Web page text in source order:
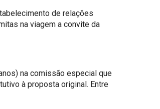
de relações
na viagem a convite da
na comissão especial que
à proposta original. Entre